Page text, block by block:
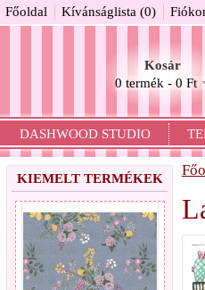
Kosár
0 termék - 0 Ft
Főoldal Kívánságlista (0)
DASHWOOD STUDIO
KIEMELT TERMÉKEK